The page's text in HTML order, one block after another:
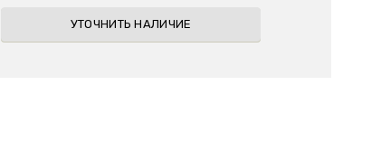
УТОЧНИТЬ НАЛИЧИЕ